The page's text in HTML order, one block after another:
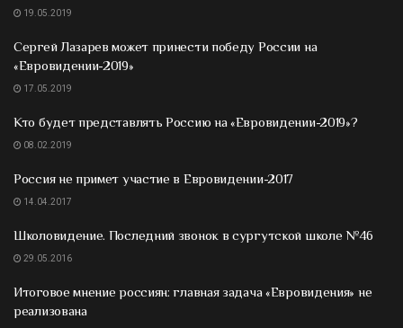
19.05.2019
Сергей Лазарев может принести победу России на
«Евровидении-2019»
17.05.2019
Кто будет представлять Россию на «Евровидении-2019»?
08.02.2019
Россия не примет участие в Евровидении-2017
14.04.2017
Школовидение. Последний звонок в сургутской школе №46
29.05.2016
Итоговое мнение россиян: главная задача «Евровидения» не
реализована